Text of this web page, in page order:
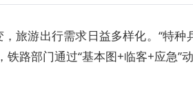
游出行需求日益多样化。“特种
路部门通过“基本图+临客+应急